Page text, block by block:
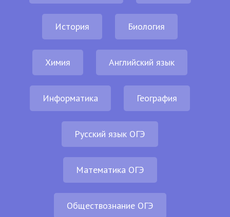
История Биология
Химия Английский язык
Информатика География
Русский язык ОГЭ
Математика ОГЭ
Обществознание ОГЭ